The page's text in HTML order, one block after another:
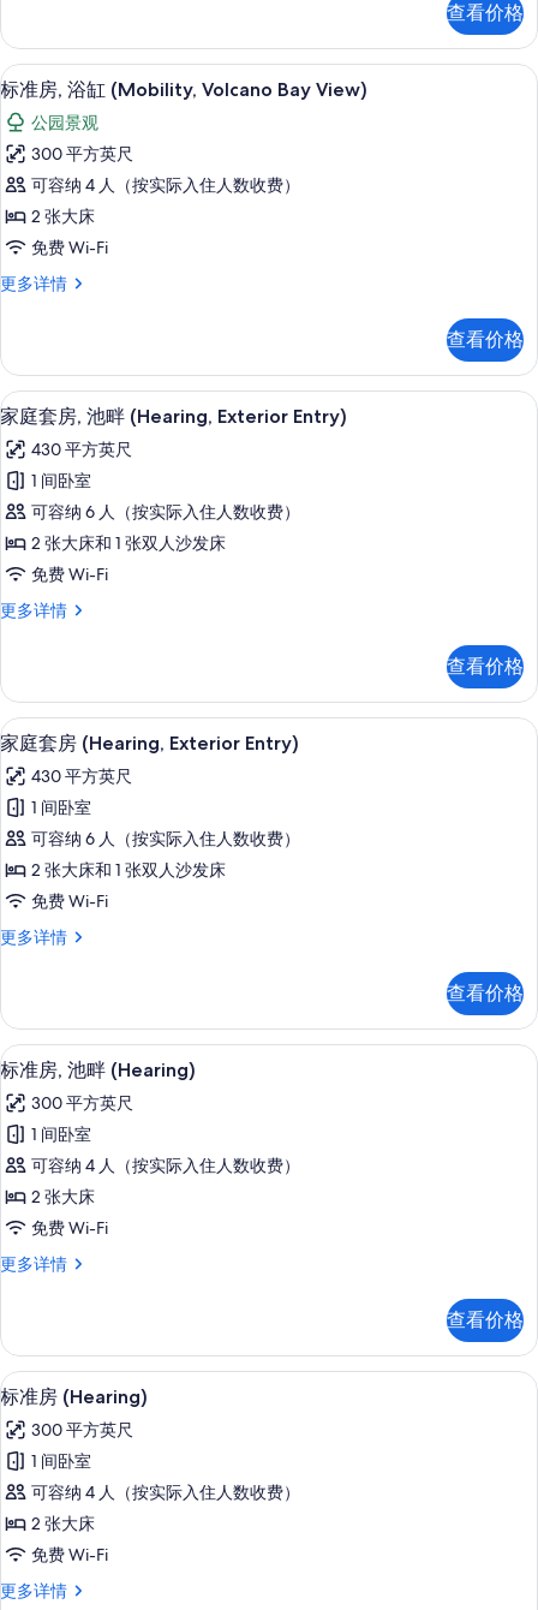
Interior
Entry)
的
所
有
照
片
浴
缸
(Mobility,
Interior
Entry)
更
多
信
息
查看价格
显
示
标
准
房,
浴
(Mobility,
View)
的
所
有
照
片
客房内保险箱、遮光窗帘、熨斗/熨衣
8
标准房, 浴缸 (Mobility, Volcano Bay View)
公园景观
300 平方英尺
可容纳 4 人（按实际入住人数收费）
2 张大床
免费 Wi-Fi
更多详情
标
缸
(Mobility,
Volcano
Bay
View)
更
多
信
息
查看价格
显
示
家
庭
套
房,
畔
Exterior
Entry)
的
所
有
照
片
客房内保险箱、遮光窗帘、熨斗/熨衣
9
家庭套房, 池畔 (Hearing, Exterior Entry)
430 平方英尺
1 间卧室
可容纳 6 人（按实际入住人数收费）
2 张大床和 1 张双人沙发床
免费 Wi-Fi
更多详情
家
池
畔
(Hearing,
Exterior
Entry)
更
多
信
息
查看价格
显
示
家
庭
套
房
(Hearing,
Exterior
所
有
照
片
客房内保险箱、遮光窗帘、熨斗/熨衣
7
家庭套房 (Hearing, Exterior Entry)
430 平方英尺
1 间卧室
可容纳 6 人（按实际入住人数收费）
2 张大床和 1 张双人沙发床
免费 Wi-Fi
更多详情
家
(Hearing,
Exterior
Entry)
多
信
息
查看价格
显
示
标
准
房,
池
(Hearing)
所
有
照
片
客房内保险箱、遮光窗帘、熨斗/熨衣
10
标准房, 池畔 (Hearing)
300 平方英尺
1 间卧室
可容纳 4 人（按实际入住人数收费）
2 张大床
免费 Wi-Fi
更多详情
标
畔
(Hearing)
更
信
息
查看价格
显
示
标
准
房
(Hearing)
的
所
客房内保险箱、遮光窗帘、熨斗/熨衣
8
标准房 (Hearing)
300 平方英尺
1 间卧室
可容纳 4 人（按实际入住人数收费）
2 张大床
免费 Wi-Fi
更多详情
标